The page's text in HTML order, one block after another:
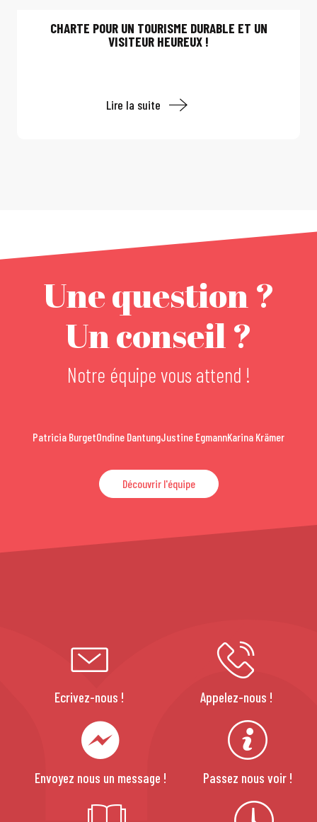
CHARTE POUR UN TOURISME DURABLE ET UN
VISITEUR HEUREUX !
Lire la suite
Une question ?
Un conseil ?
Notre équipe vous attend !
Patricia BurgetOndine DantungJustine EgmannKarina Krämer
Découvrir l'équipe
Ecrivez-nous ! Appelez-nous !
Envoyez nous un message ! Passez nous voir !